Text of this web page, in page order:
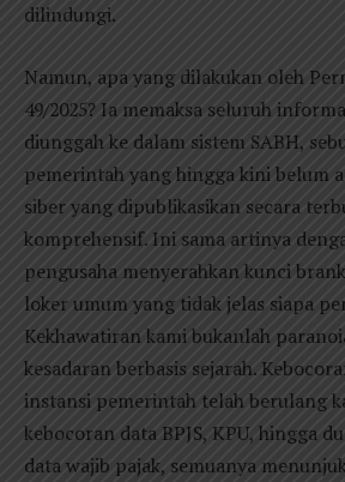
dilindungi.
Namun, apa yang dilakukan oleh
49/2025? Ia memaksa seluruh
diunggah ke dalam sistem SABH,
pemerintah yang hingga kini belum
siber yang dipublikasikan secara
komprehensif. Ini sama artinya
pengusaha menyerahkan kunci
loker umum yang tidak jelas siapa
Kekhawatiran kami bukanlah
kesadaran berbasis sejarah.
instansi pemerintah telah berulang
kebocoran data BPJS, KPU, hingga
data wajib pajak, semuanya